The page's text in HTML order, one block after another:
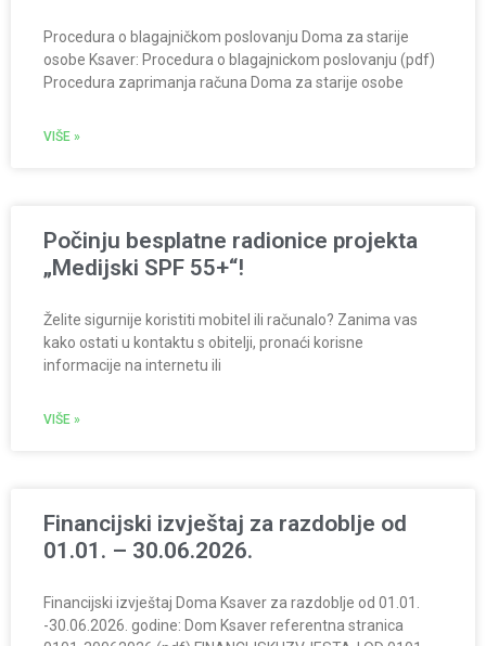
Procedura o blagajničkom poslovanju Doma za starije
osobe Ksaver: Procedura o blagajnickom poslovanju (pdf)
Procedura zaprimanja računa Doma za starije osobe
VIŠE »
Počinju besplatne radionice projekta
„Medijski SPF 55+“!
Želite sigurnije koristiti mobitel ili računalo? Zanima vas
kako ostati u kontaktu s obitelji, pronaći korisne
informacije na internetu ili
VIŠE »
Financijski izvještaj za razdoblje od
01.01. – 30.06.2026.
Financijski izvještaj Doma Ksaver za razdoblje od 01.01.
-30.06.2026. godine: Dom Ksaver referentna stranica